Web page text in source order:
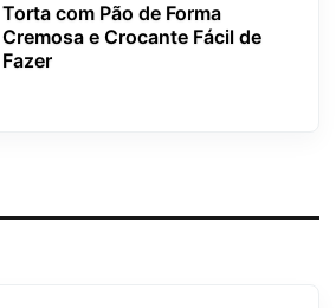
Torta com Pão de Forma
Cremosa e Crocante Fácil de
Fazer